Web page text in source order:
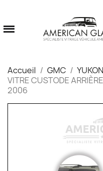
Accueil GMC YUKON
VITRE CUSTODE
2006